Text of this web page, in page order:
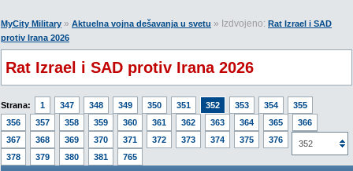
MyCity Military » Aktuelna vojna dešavanja u svetu » Izdvojeno: Rat Izrael i SAD
protiv Irana 2026
Rat Izrael i SAD protiv Irana 2026
Strana: 1 347 348 349 350 351 352 353 354
355
356
357 358 359 360 361 362 363 364 365
366
367
368 369 370 371 372 373 374 375 376
377
378
379 380 381 765
352